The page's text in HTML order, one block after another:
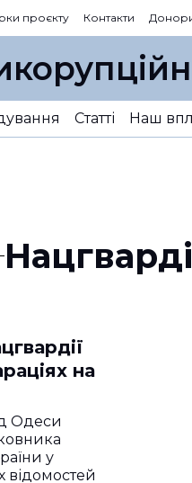
проєкту Контакти
Статті Наш
на
Одеси
у
відомостей